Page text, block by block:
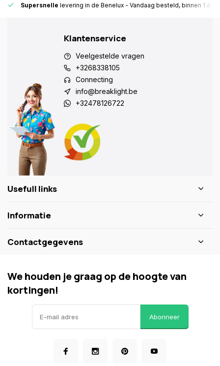
Supersnelle levering in de Benelux - Vandaag besteld, binnen 1 à 2
Klantenservice
Veelgestelde vragen
+3268338105
Connecting
info@breaklight.be
+32478126722
Usefull links
Informatie
Contactgegevens
We houden je graag op de hoogte van
kortingen!
Abonneer